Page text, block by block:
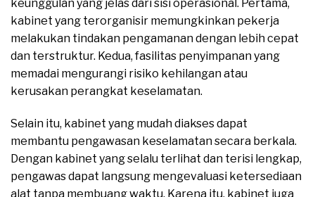
keunggulan yang jelas dari sisi operasional. Pertama,
kabinet yang terorganisir memungkinkan pekerja
melakukan tindakan pengamanan dengan lebih cepat
dan terstruktur. Kedua, fasilitas penyimpanan yang
memadai mengurangi risiko kehilangan atau
kerusakan perangkat keselamatan.
Selain itu, kabinet yang mudah diakses dapat
membantu pengawasan keselamatan secara berkala.
Dengan kabinet yang selalu terlihat dan terisi lengkap,
pengawas dapat langsung mengevaluasi ketersediaan
alat tanpa membuang waktu. Karena itu, kabinet juga